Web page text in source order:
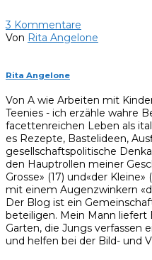
3 Kommentare
Von Rita Angelone
Rita Angelone
Von A wie Arbeiten mit
Teenies - ich erzähle wahre
facettenreichen Leben als
es Rezepte, Bastelideen,
gesellschaftspolitische
den Hauptrollen meiner
Grosse» (17) und«der
mit einem Augenzwinkern
Der Blog ist ein
beteiligen. Mein Mann liefert
Garten, die Jungs verfassen
und helfen bei der Bild- und